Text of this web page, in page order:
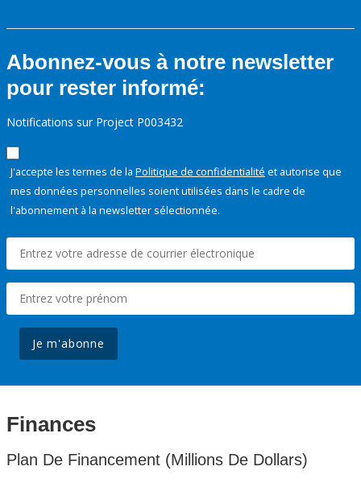
Abonnez-vous à notre newsletter
pour rester informé:
Notifications sur Project P003432
J'accepte les termes de la Politique de confidentialité et autorise que
mes données personnelles soient utilisées dans le cadre de
l'abonnement à la newsletter sélectionnée.
Je m'abonne
Finances
Plan De Financement (Millions De Dollars)